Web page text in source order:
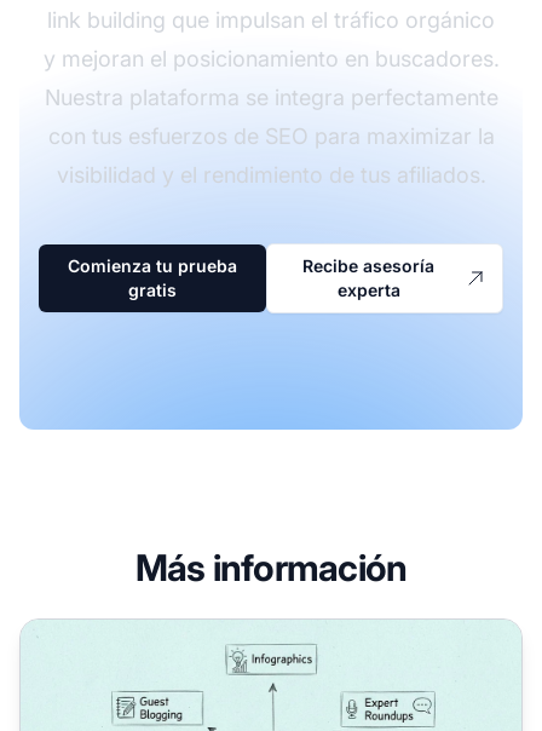
link building que impulsan el tráfico orgánico
y mejoran el posicionamiento en buscadores.
Nuestra plataforma se integra perfectamente
con tus esfuerzos de SEO para maximizar la
visibilidad y el rendimiento de tus afiliados.
Comienza tu prueba
gratis
Recibe asesoría
experta
Más información
¿Cuáles son algunas formas efectivas de obtener